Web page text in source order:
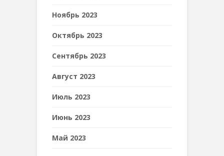
Ноябрь 2023
Октябрь 2023
Сентябрь 2023
Август 2023
Июль 2023
Июнь 2023
Май 2023